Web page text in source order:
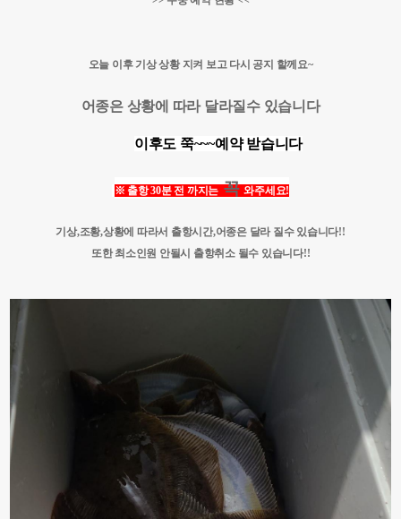
오늘 이후 기상 상황 지켜 보고 다시 공지 할께요~
어종은 상황에 따라 달라질수 있습니다
이후도 쭉~~~예약 받습니다
※ 출항 30분 전 까지는 꼭 와주세요!​
기상,조황,상황에 따라서 출항시간,어종은 달라 질수 있습니다!!
또한 최소인원 안될시 출항취소 될수 있습니다!!